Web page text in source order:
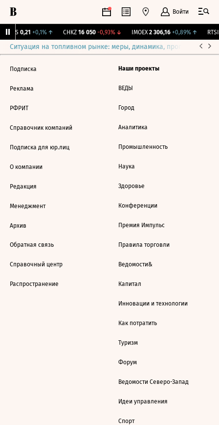
Войти
RGSS 0,21 +0,1%↑ CHKZ 16 050 -0,93%↓ IMOEX 2 306,16 +0,89%↑ RTSI
Ситуация на топливном рынке: меры, динамика, прогнозы
Подписка
Реклама
РФРИТ
Справочник компаний
Подписка для юр.лиц
О компании
Редакция
Менеджмент
Архив
Обратная связь
Справочный центр
Распространение
Наши проекты
ВЕДЫ
Город
Аналитика
Промышленность
Наука
Здоровье
Конференции
Премия Импульс
Правила торговли
Ведомости&
Капитал
Инновации и технологии
Как потратить
Туризм
Форум
Ведомости Северо-Запад
Идеи управления
Спорт